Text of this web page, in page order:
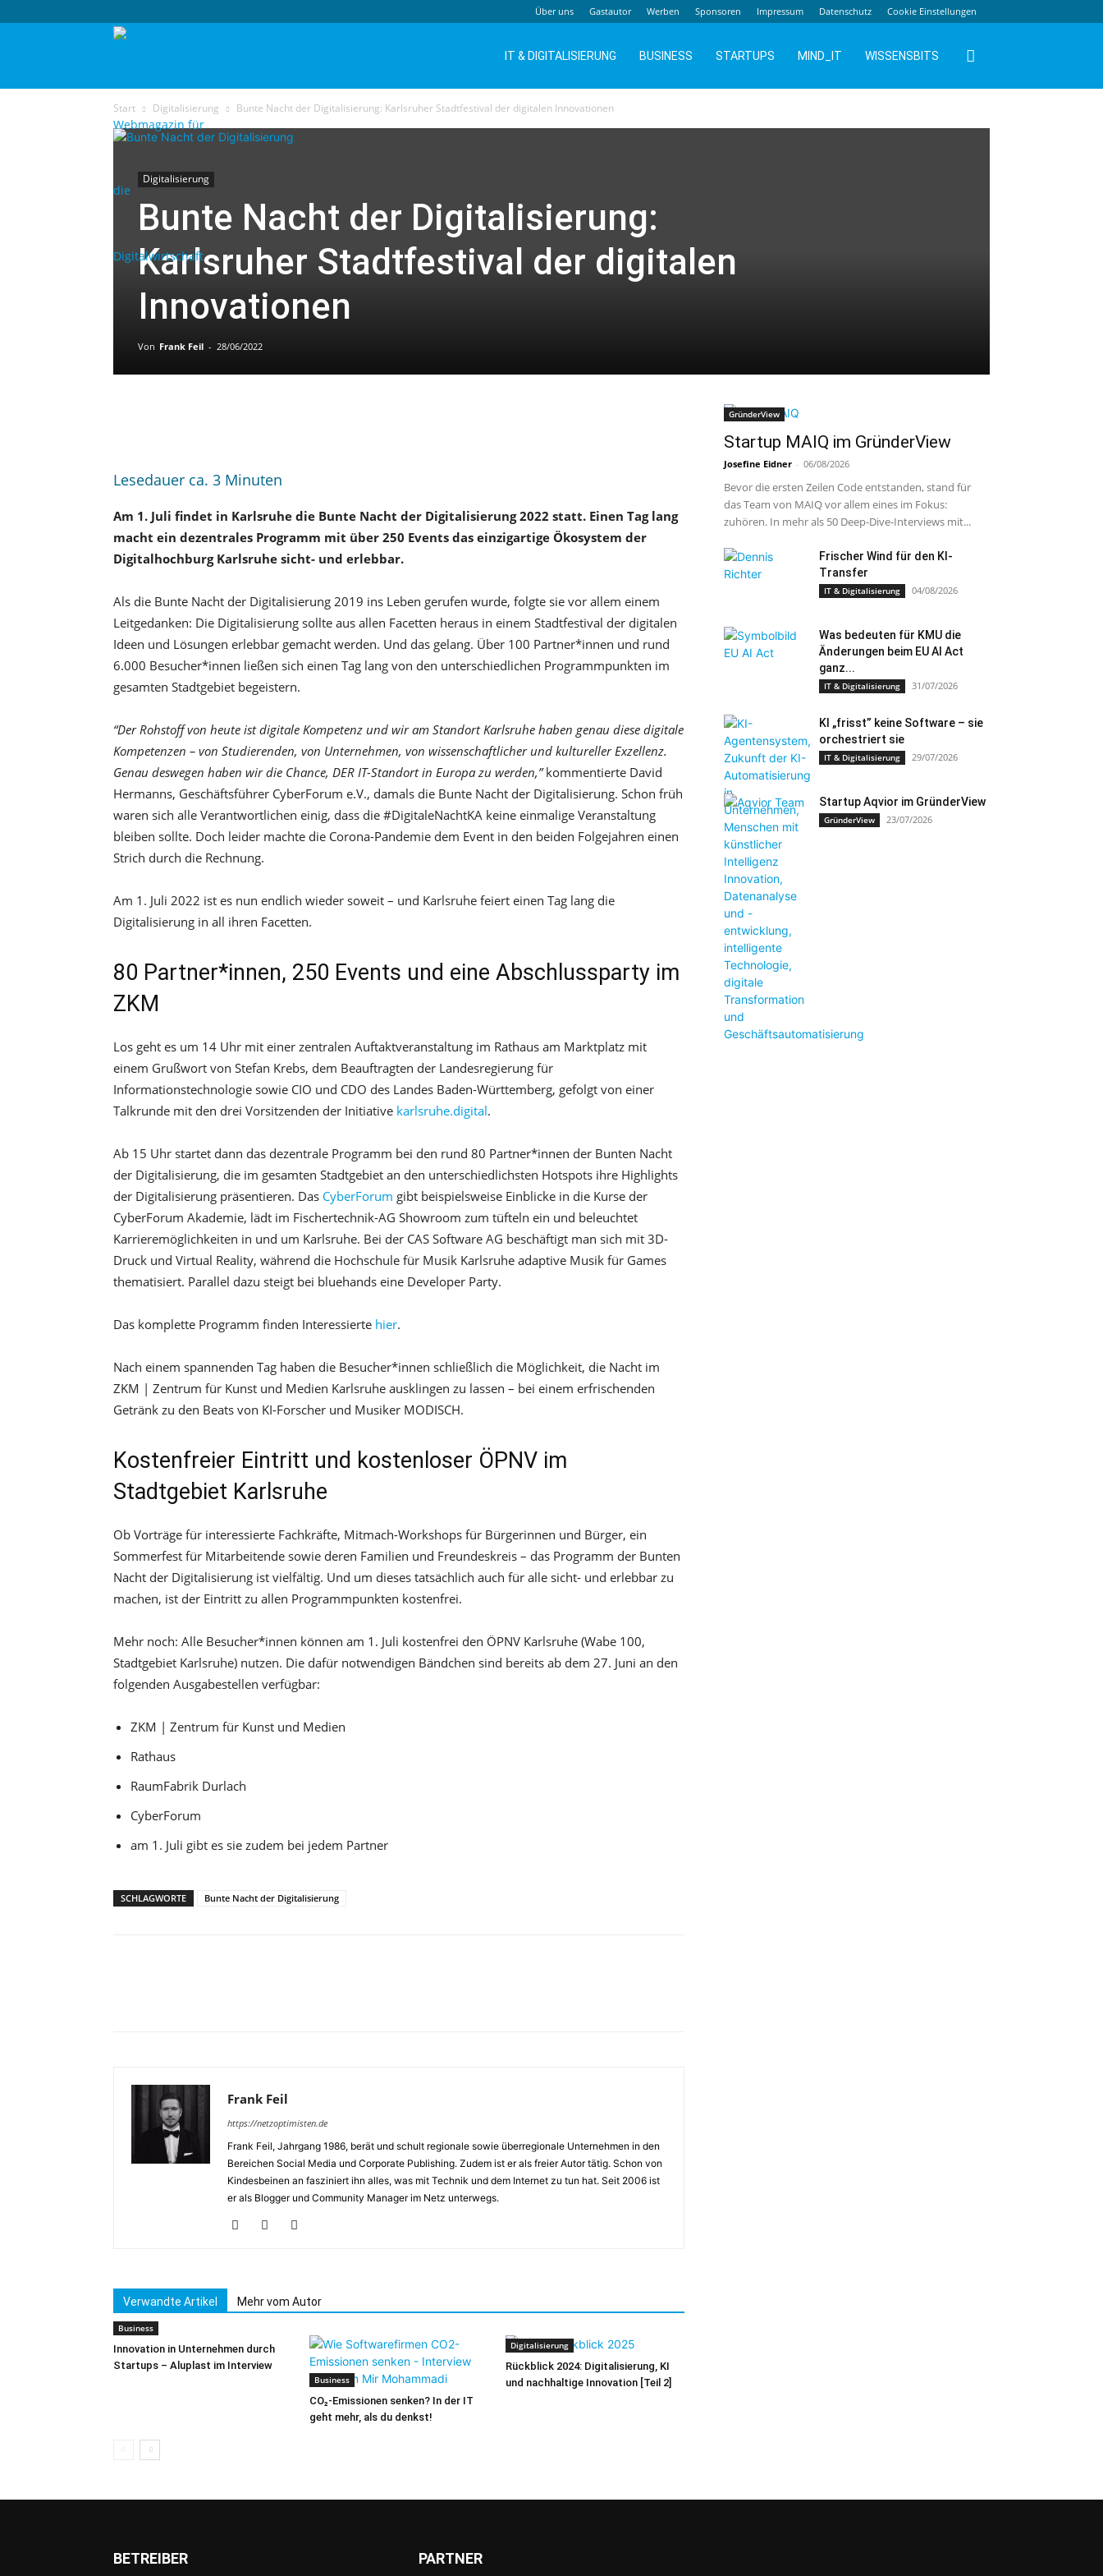
Über uns Gastautor Werben Sponsoren Impressum Datenschutz Cookie Einstellungen
IT & DIGITALISIERUNG BUSINESS STARTUPS MIND_IT WISSENSBITS
Start Digitalisierung Bunte Nacht der Digitalisierung: Karlsruher Stadtfestival der digitalen Innovationen
Digitalisierung
Bunte Nacht der Digitalisierung:
Karlsruher Stadtfestival der digitalen
Innovationen
Von Frank Feil - 28/06/2022
Lesedauer ca. 3 Minuten
Am 1. Juli findet in Karlsruhe die Bunte Nacht der Digitalisierung 2022 statt. Einen Tag lang
macht ein dezentrales Programm mit über 250 Events das einzigartige Ökosystem der
Digitalhochburg Karlsruhe sicht- und erlebbar.
Als die Bunte Nacht der Digitalisierung 2019 ins Leben gerufen wurde, folgte sie vor allem einem
Leitgedanken: Die Digitalisierung sollte aus allen Facetten heraus in einem Stadtfestival der digitalen
Ideen und Lösungen erlebbar gemacht werden. Und das gelang. Über 100 Partner*innen und rund
6.000 Besucher*innen ließen sich einen Tag lang von den unterschiedlichen Programmpunkten im
gesamten Stadtgebiet begeistern.
“Der Rohstoff von heute ist digitale Kompetenz und wir am Standort Karlsruhe haben genau diese digitale
Kompetenzen – von Studierenden, von Unternehmen, von wissenschaftlicher und kultureller Exzellenz.
Genau deswegen haben wir die Chance, DER IT-Standort in Europa zu werden,”kommentierte David
Hermanns, Geschäftsführer CyberForum e.V., damals die Bunte Nacht der Digitalisierung. Schon früh
waren sich alle Verantwortlichen einig, dass die #DigitaleNachtKA keine einmalige Veranstaltung
bleiben sollte. Doch leider machte die Corona-Pandemie dem Event in den beiden Folgejahren einen
Strich durch die Rechnung.
Am 1. Juli 2022 ist es nun endlich wieder soweit – und Karlsruhe feiert einen Tag lang die
Digitalisierung in all ihren Facetten.
80 Partner*innen, 250 Events und eine Abschlussparty im
ZKM
Los geht es um 14 Uhr mit einer zentralen Auftaktveranstaltung im Rathaus am Marktplatz mit
einem Grußwort von Stefan Krebs, dem Beauftragten der Landesregierung für
Informationstechnologie sowie CIO und CDO des Landes Baden-Württemberg, gefolgt von einer
Talkrunde mit den drei Vorsitzenden der Initiative karlsruhe.digital.
Ab 15 Uhr startet dann das dezentrale Programm bei den rund 80 Partner*innen der Bunten Nacht
der Digitalisierung, die im gesamten Stadtgebiet an den unterschiedlichsten Hotspots ihre Highlights
der Digitalisierung präsentieren. Das CyberForum gibt beispielsweise Einblicke in die Kurse der
CyberForum Akademie, lädt im Fischertechnik-AG Showroom zum tüfteln ein und beleuchtet
Karrieremöglichkeiten in und um Karlsruhe. Bei der CAS Software AG beschäftigt man sich mit 3D-
Druck und Virtual Reality, während die Hochschule für Musik Karlsruhe adaptive Musik für Games
thematisiert. Parallel dazu steigt bei bluehands eine Developer Party.
Das komplette Programm finden Interessierte hier.
Nach einem spannenden Tag haben die Besucher*innen schließlich die Möglichkeit, die Nacht im
ZKM | Zentrum für Kunst und Medien Karlsruhe ausklingen zu lassen – bei einem erfrischenden
Getränk zu den Beats von KI-Forscher und Musiker MODISCH.
Kostenfreier Eintritt und kostenloser ÖPNV im
Stadtgebiet Karlsruhe
Ob Vorträge für interessierte Fachkräfte, Mitmach-Workshops für Bürgerinnen und Bürger, ein
Sommerfest für Mitarbeitende sowie deren Familien und Freundeskreis – das Programm der Bunten
Nacht der Digitalisierung ist vielfältig. Und um dieses tatsächlich auch für alle sicht- und erlebbar zu
machen, ist der Eintritt zu allen Programmpunkten kostenfrei.
Mehr noch: Alle Besucher*innen können am 1. Juli kostenfrei den ÖPNV Karlsruhe (Wabe 100,
Stadtgebiet Karlsruhe) nutzen. Die dafür notwendigen Bändchen sind bereits ab dem 27. Juni an den
folgenden Ausgabestellen verfügbar:
ZKM | Zentrum für Kunst und Medien
Rathaus
RaumFabrik Durlach
CyberForum
am 1. Juli gibt es sie zudem bei jedem Partner
SCHLAGWORTE Bunte Nacht der Digitalisierung
Frank Feil
https://netzoptimisten.de
Frank Feil, Jahrgang 1986, berät und schult regionale sowie überregionale Unternehmen in den
Bereichen Social Media und Corporate Publishing. Zudem ist er als freier Autor tätig. Schon von
Kindesbeinen an fasziniert ihn alles, was mit Technik und dem Internet zu tun hat. Seit 2006 ist
er als Blogger und Community Manager im Netz unterwegs.
Verwandte Artikel Mehr vom Autor
Business
Innovation in Unternehmen durch
Startups – Aluplast im Interview
Business
CO₂-Emissionen senken? In der IT
geht mehr, als du denkst!
Digitalisierung
Rückblick 2024: Digitalisierung, KI
und nachhaltige Innovation [Teil 2]
GründerView
Startup MAIQ im GründerView
Josefine Eidner - 06/08/2026
Bevor die ersten Zeilen Code entstanden, stand für
das Team von MAIQ vor allem eines im Fokus:
zuhören. In mehr als 50 Deep-Dive-Interviews mit...
Frischer Wind für den KI-
Transfer
IT & Digitalisierung 04/08/2026
Was bedeuten für KMU die
Änderungen beim EU AI Act
ganz...
IT & Digitalisierung 31/07/2026
KI „frisst” keine Software – sie
orchestriert sie
IT & Digitalisierung 29/07/2026
Startup Aqvior im GründerView
GründerView 23/07/2026
BETREIBER PARTNER